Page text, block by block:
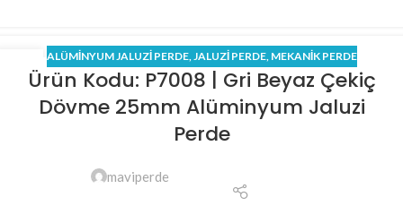
ALÜMINYUM JALUZI PERDE,JALUZI PERDE, MEKANİK PERDE
Ürün Kodu: P7008 | Gri Beyaz Çekiç
Dövme 25mm Alüminyum Jaluzi
Perde
maviperde